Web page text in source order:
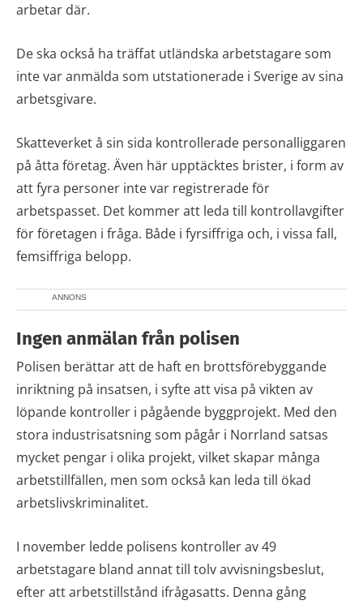
arbetar där.
De ska också ha träffat utländska arbetstagare som
inte var anmälda som utstationerade i Sverige av sina
arbetsgivare.
Skatteverket å sin sida kontrollerade personalliggaren
på åtta företag. Även här upptäcktes brister, i form av
att fyra personer inte var registrerade för
arbetspasset. Det kommer att leda till kontrollavgifter
för företagen i fråga. Både i fyrsiffriga och, i vissa fall,
femsiffriga belopp.
ANNONS
Ingen anmälan från polisen
Polisen berättar att de haft en brottsförebyggande
inriktning på insatsen, i syfte att visa på vikten av
löpande kontroller i pågående byggprojekt. Med den
stora industrisatsning som pågår i Norrland satsas
mycket pengar i olika projekt, vilket skapar många
arbetstillfällen, men som också kan leda till ökad
arbetslivskriminalitet.
I november ledde polisens kontroller av 49
arbetstagare bland annat till tolv avvisningsbeslut,
efter att arbetstillstånd ifrågasatts. Denna gång